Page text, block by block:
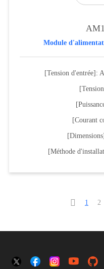
Module
[Tension d'entrée]:
[Courant
[Méthode
 1 2